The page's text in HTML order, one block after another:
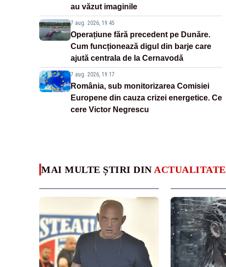
au văzut imaginile
7 aug. 2026, 19:45
Operațiune fără precedent pe Dunăre.
Cum funcționează digul din barje care
ajută centrala de la Cernavodă
7 aug. 2026, 19:17
România, sub monitorizarea Comisiei
Europene din cauza crizei energetice. Ce
cere Victor Negrescu
MAI MULTE ȘTIRI DIN ACTUALITATE